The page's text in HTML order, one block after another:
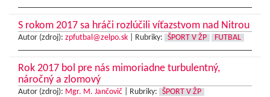
S rokom 2017 sa hráči rozlúčili víťazstvom nad Nitrou
Autor (zdroj): zpfutbal@zelpo.sk Rubriky: ŠPORT V ŽP FUTBAL
Rok 2017 bol pre nás mimoriadne turbulentný,
náročný a zlomový
Autor (zdroj): Mgr. M. Jančovič Rubriky: ŠPORT V ŽP